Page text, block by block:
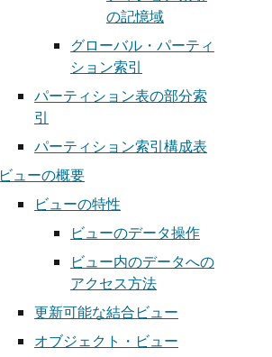
の記憶域
グローバル・パーティ
ション索引
パーティション表の部分索
引
パーティション索引構成表
ビューの概要
ビューの特性
ビューのデータ操作
ビュー内のデータへの
アクセス方法
更新可能な結合ビュー
オブジェクト・ビュー